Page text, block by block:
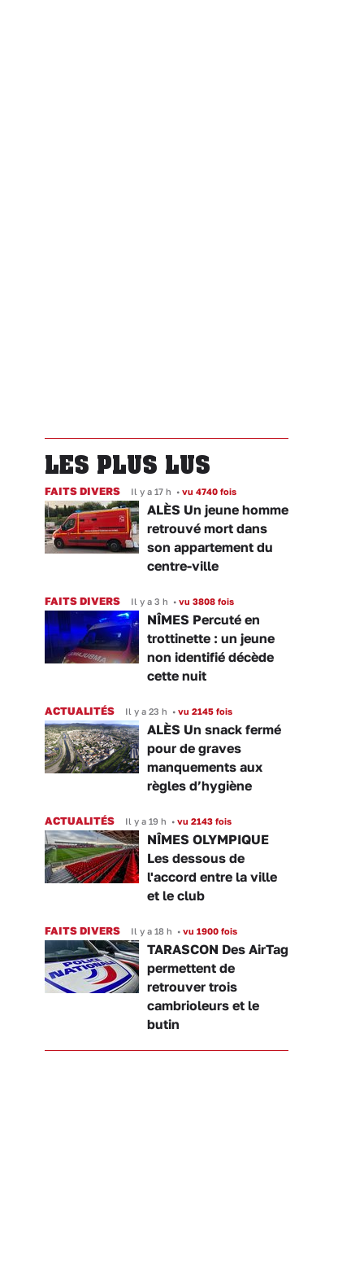
LES PLUS LUS
FAITS DIVERS Il y a 17 h • vu 4740 fois
ALÈS Un jeune homme
retrouvé mort dans
son appartement du
centre-ville
FAITS DIVERS Il y a 3 h • vu 3808 fois
NÎMES Percuté en
trottinette : un jeune
non identifié décède
cette nuit
ACTUALITÉS Il y a 23 h • vu 2145 fois
ALÈS Un snack fermé
pour de graves
manquements aux
règles d’hygiène
ACTUALITÉS Il y a 19 h • vu 2143 fois
NÎMES OLYMPIQUE
Les dessous de
l'accord entre la ville
et le club
FAITS DIVERS Il y a 18 h • vu 1900 fois
TARASCON Des AirTag
permettent de
retrouver trois
cambrioleurs et le
butin